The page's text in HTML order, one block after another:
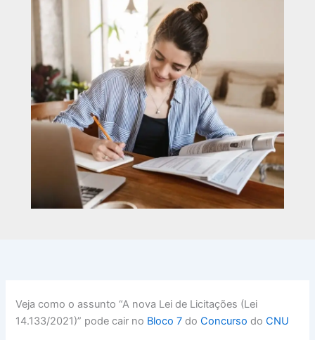
Veja como o assunto “A nova Lei de Licitações (Lei
14.133/2021)” pode cair no Bloco 7 doConcurso doCNU